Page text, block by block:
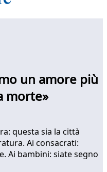
un amore più
morte»
questa sia la città
Ai consacrati:
Ai bambini: siate segno